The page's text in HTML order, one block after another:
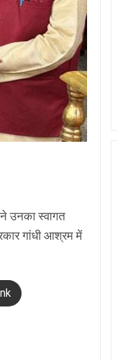
उनका स्वागत
गांधी आश्रम में